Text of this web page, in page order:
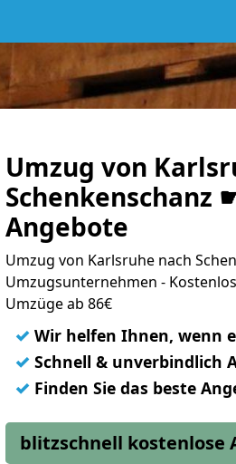
Umzug von
Schenkenschanz
Angebote
Umzug von Karlsruhe nach
Umzugsunternehmen -
Umzüge ab 86€
✓ Wir helfen Ihnen, wenn
✓ Schnell & unverbindlich
✓ Finden Sie das beste
blitzschnell kostenlose